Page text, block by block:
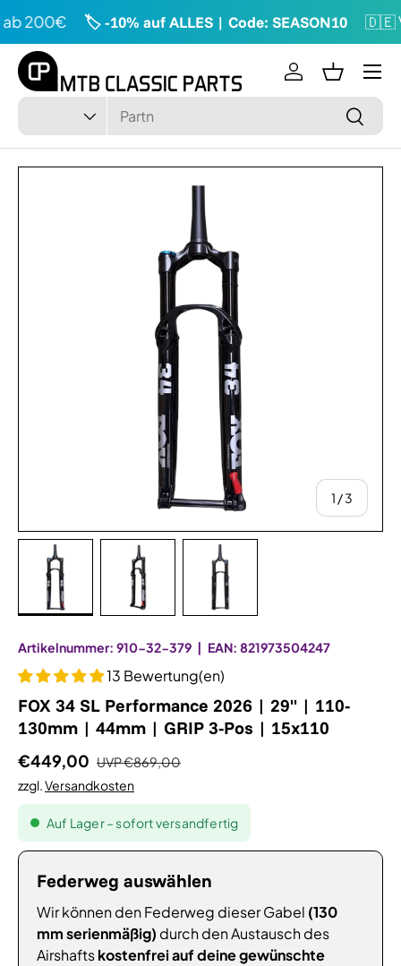
Direkt zum Inhalt
200€ 🏷️ -10% auf ALLES | Code: SEASON10 🇩🇪
Suchen
Art
Suchen
Einloggen
Menü
1 /von
3
Artikelnummer: 910-32-379 | EAN: 821973504247
13 Bewertung(en)
FOX 34 SL Performance 2026 | 29" | 110-
130mm | 44mm | GRIP 3-Pos | 15x110
€449,00 UVP€869,00
zzgl.Versandkosten
Auf Lager – sofort versandfertig
Federweg auswählen
Wir können den Federweg dieser Gabel (130
mm serienmäßig) durch den Austausch des
Airshaftskostenfrei auf deine gewünschte